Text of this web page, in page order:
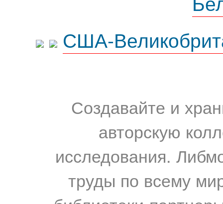
США-
Создавайте и
авторскую
исследования.
труды по всему